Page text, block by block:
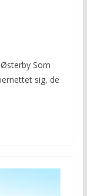
Som
sig, de